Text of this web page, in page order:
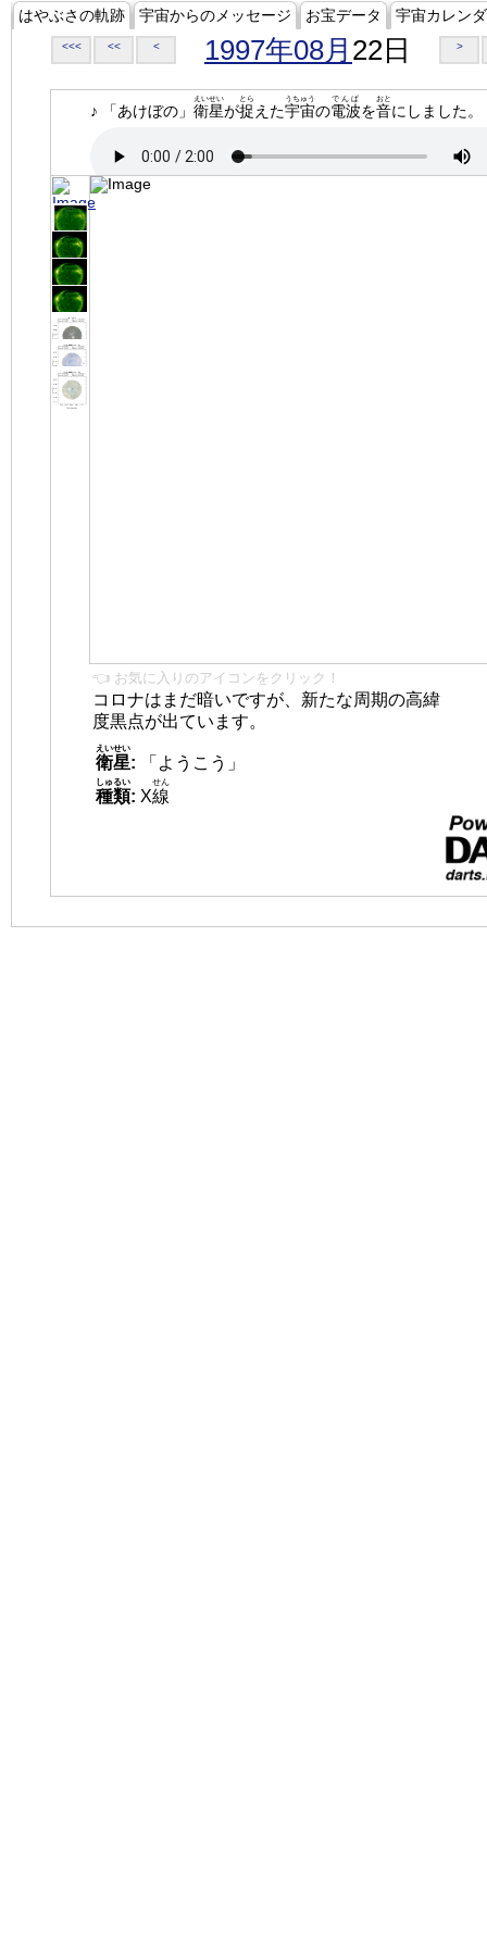
はやぶさの軌跡 宇宙からのメッセージ お宝データ 宇宙カレン
<<< << < 1997年08月 22日 >
♪ 「あけぼの」 衛星
えいせい
が捉
とら
えた宇宙
うちゅう
の電波
でんぱ
を音
おと
にしました。
👈 お気に入りのアイコンをクリック！
コロナはまだ暗いですが、新たな周期の高緯
度黒点が出ています。
衛星
えいせい
:
「ようこう」
種類
しゅるい
: X線
せん